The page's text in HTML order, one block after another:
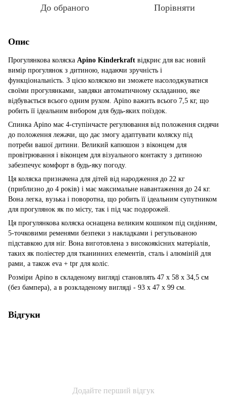
До обраного Порівняти
Опис
Прогулянкова коляска Apino Kinderkraft відкриє для вас новий
вимір прогулянок з дитиною, надаючи зручність і
функціональність. З цією коляскою ви зможете насолоджуватися
своїми прогулянками, завдяки автоматичному складанню, яке
відбувається всього одним рухом. Apino важить всього 7,5 кг, що
робить її ідеальним вибором для будь-яких поїздок.
Спинка Apino має 4-ступінчасте регулювання від положення сидячи
до положення лежачи, що дає змогу адаптувати коляску під
потреби вашої дитини. Великий капюшон з віконцем для
провітрювання і віконцем для візуального контакту з дитиною
забезпечує комфорт в будь-яку погоду.
Ця коляска призначена для дітей від народження до 22 кг
(приблизно до 4 років) і має максимальне навантаження до 24 кг.
Вона легка, вузька і поворотна, що робить її ідеальним супутником
для прогулянок як по місту, так і під час подорожей.
Ця прогулянкова коляска оснащена великим кошиком під сидінням,
5-точковими ременями безпеки з накладками і регульованою
підставкою для ніг. Вона виготовлена з високоякісних матеріалів,
таких як поліестер для тканинних елементів, сталь і алюміній для
рами, а також eva + tpr для коліс.
Розміри Apino в складеному вигляді становлять 47 x 58 x 34,5 см
(без бампера), а в розкладеному вигляді - 93 x 47 x 99 см.
Відгуки
Додайте перший відгук